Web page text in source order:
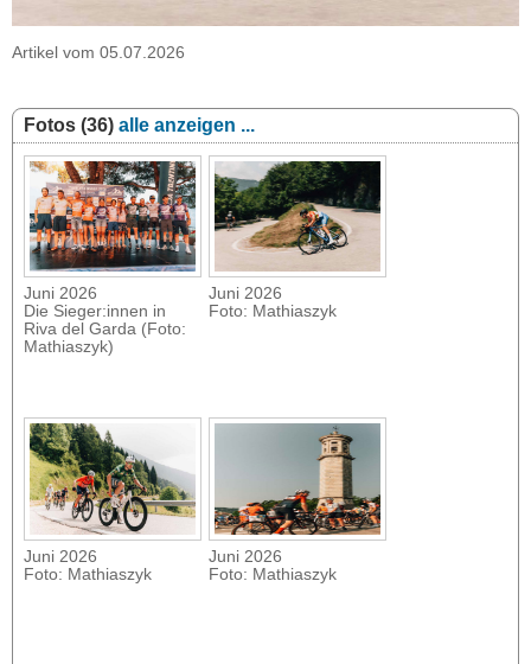
Artikel vom 05.07.2026
Fotos (36) alle anzeigen ...
Juni 2026
Die Sieger:innen in
Riva del Garda (Foto:
Mathiaszyk)
Juni 2026
Foto: Mathiaszyk
Juni 2026
Foto: Mathiaszyk
Juni 2026
Foto: Mathiaszyk